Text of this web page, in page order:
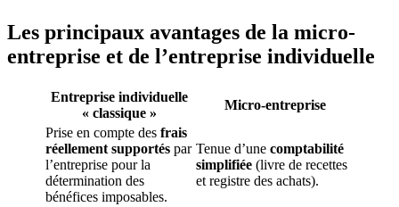
Les principaux avantages de la micro-
entreprise et de l’entreprise individuelle
Entreprise individuelle
« classique »
Micro-entreprise
Prise en compte des frais
réellement supportés par
l’entreprise pour la
détermination des
bénéfices imposables.
Tenue d’une comptabilité
simplifiée (livre de recettes
et registre des achats).